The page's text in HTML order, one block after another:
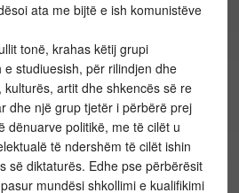
ata me bijtë e ish komunistëve
tonë, krahas këtij grupi
studiuesish, për rilindjen dhe
kulturës, artit dhe shkencës së re
dhe një grup tjetër i përbërë prej
dënuarve politikë, me të cilët u
të ndershëm të cilët ishin
së diktaturës. Edhe pse përbërësit
mundësi shkollimi e kualifikimi